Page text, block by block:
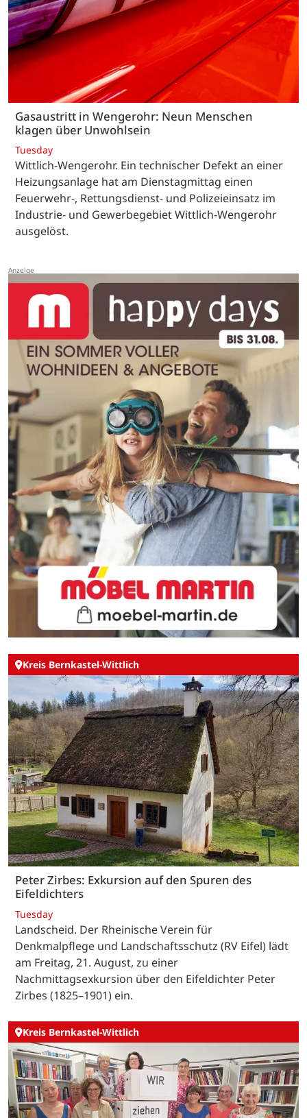
Gasaustritt in Wengerohr: Neun Menschen
klagen über Unwohlsein
Tuesday
Wittlich-Wengerohr. Ein technischer Defekt an einer
Heizungsanlage hat am Dienstagmittag einen
Feuerwehr-, Rettungsdienst- und Polizeieinsatz im
Industrie- und Gewerbegebiet Wittlich-Wengerohr
ausgelöst.
Kreis Bernkastel-Wittlich
Peter Zirbes: Exkursion auf den Spuren des
Eifeldichters
Tuesday
Landscheid. Der Rheinische Verein für
Denkmalpflege und Landschaftsschutz (RV Eifel) lädt
am Freitag, 21. August, zu einer
Nachmittagsexkursion über den Eifeldichter Peter
Zirbes (1825–1901) ein.
Kreis Bernkastel-Wittlich